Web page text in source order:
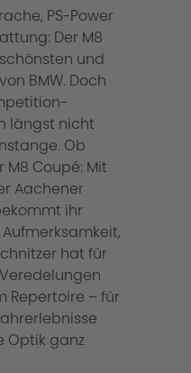
PS-Power
Der M8
und
BMW. Doch
längst nicht
Ob
M8 Coupé: Mit
Aachener
ihr
hat für
Veredelungen
Repertoire – für
Optik ganz